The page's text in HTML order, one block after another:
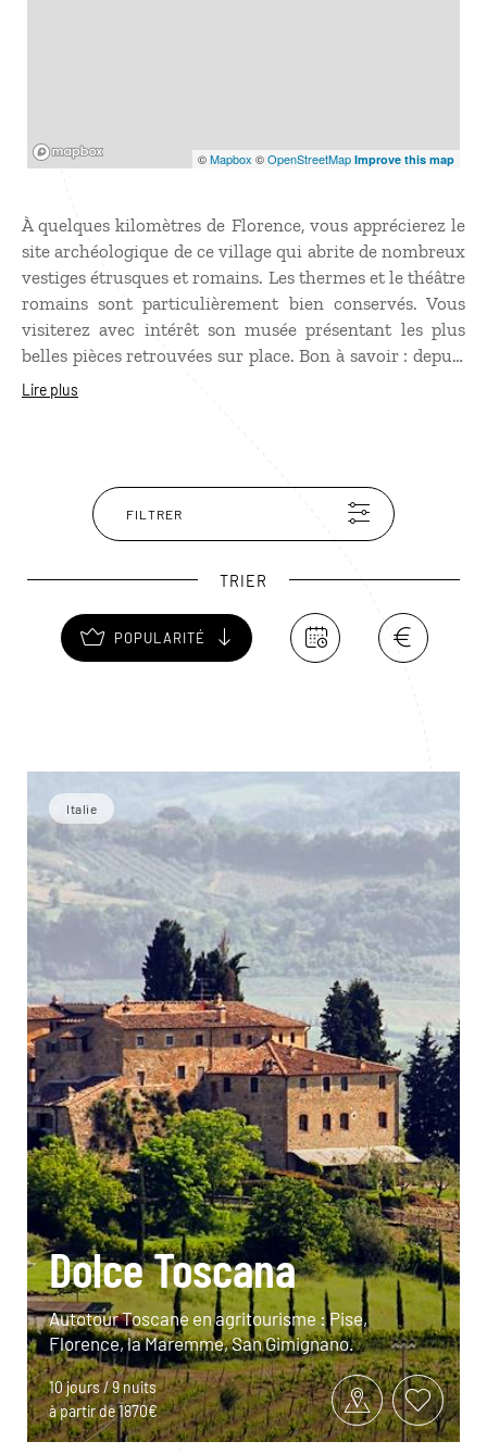
©Mapbox ©OpenStreetMap Improve this map
À quelques kilomètres de Florence, vous apprécierez le
site archéologique de ce village qui abrite de nombreux
vestiges étrusques et romains. Les thermes et le théâtre
romains sont particulièrement bien conservés. Vous
visiterez avec intérêt son musée présentant les plus
belles pièces retrouvées sur place. Bon à savoir : depuis
la place principale de Fiesole, vous avez un panorama
aurez une vue plongeante sur la vallée de l'Arno.
Lire plus
FILTRER
TRIER
POPULARITÉ
Italie
Dolce Toscana
Autotour Toscane en agritourisme : Pise,
Florence, la Maremme, San Gimignano.
10 jours / 9 nuits
à partir de 1870€